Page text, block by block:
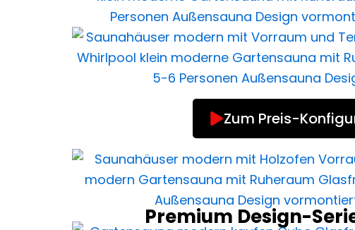
Zum Preis-
Premium Design-Serie